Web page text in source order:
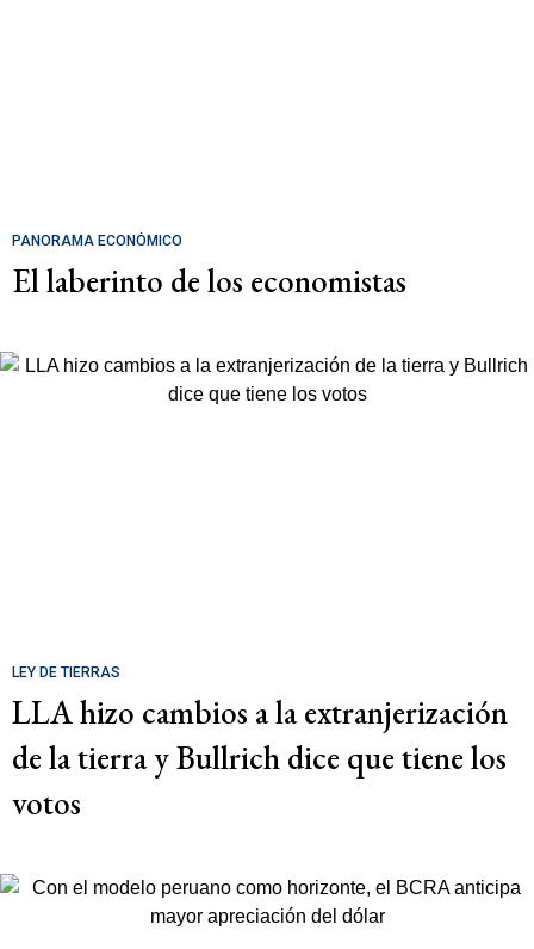
PANORAMA ECONÓMICO
El laberinto de los economistas
LEY DE TIERRAS
LLA hizo cambios a la extranjerización
de la tierra y Bullrich dice que tiene los
votos